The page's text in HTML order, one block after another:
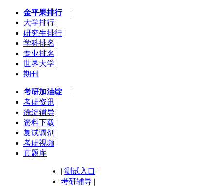
金平果排行|
大学排行 |
研究生排行 |
学科排名 |
专业排名 |
世界大学 |
期刊
考研加油绽 |
考研资讯 |
徐绽辅导 |
资料下载 |
复试调剂 |
考研视频 |
真题库
| 测试入口 |
考研辅导 |